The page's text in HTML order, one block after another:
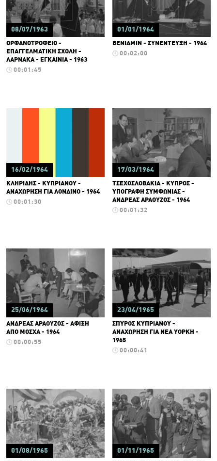
08/07/1963
ΟΡΦΑΝΟΤΡΟΦΕΙΟ -
ΕΠΑΓΓΕΛΜΑΤΙΚΗ ΣΧΟΛΗ -
ΛΑΡΝΑΚΑ - ΕΓΚΑΙΝΙΑ - 1963
00:01:45
01/01/1964
ΒΕΝΙΑΜΙΝ - ΣΥΝΕΝΤΕΥΞΗ - 1964
00:02:00
16/02/1964
ΚΛΗΡΙΔΗΣ - ΚΥΠΡΙΑΝΟΥ -
ΑΝΑΧΩΡΗΣΗ ΓΙΑ ΛΟΝΔΙΝΟ - 1964
00:01:30
17/03/1964
ΤΣΕΧΟΣΛΟΒΑΚΙΑ - ΚΥΠΡΟΣ -
ΥΠΟΓΡΑΦΗ ΣΥΜΦΩΝΙΑΣ -
ΑΝΔΡΕΑΣ ΑΡΑΟΥΖΟΣ - 1964
00:01:32
25/06/1964
ΑΝΔΡΕΑΣ ΑΡΑΟΥΖΟΣ - ΑΦΙΞΗ
ΑΠΟ ΜΟΣΧΑ - 1964
00:00:55
23/04/1965
ΣΠΥΡΟΣ ΚΥΠΡΙΑΝΟΥ -
ΑΝΑΧΩΡΗΣΗ ΓΙΑ ΝΕΑ ΥΟΡΚΗ -
1965
00:00:41
01/08/1965 01/11/1965